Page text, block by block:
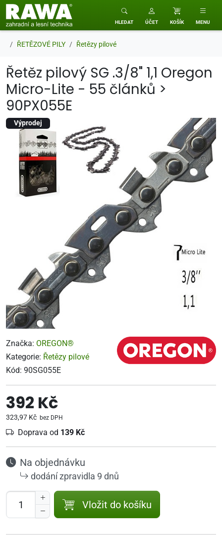
RAWA zahradní a lesní technika
HLEDAT ÚČET KOŠÍK MENU
ŘETĚZOVÉ PILY Řetězy pilové
Řetěz pilový SG .3/8" 1,1 Oregon
Micro-Lite - 55 článků >
90PX055E
Výprodej
Značka: OREGON®
Kategorie: Řetězy pilové
Kód: 90SG055E
392 Kč
323,97 Kč bez DPH
Doprava od 139 Kč
Na objednávku
dodání zpravidla 9 dnů
Vložit do košíku